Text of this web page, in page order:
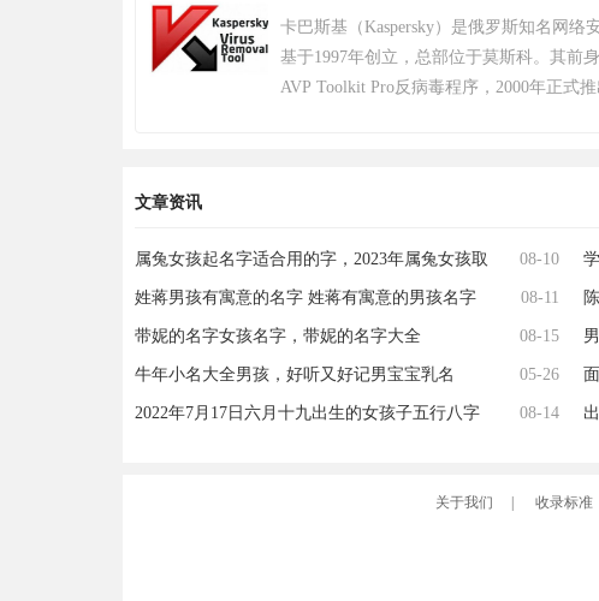
奖，且打破了7项吉尼斯纪录。 2018年8月
布，将开启“百日行动”，进行持续数月的
更好的游戏体验；11月，有超过200万个账
（绝地求生）游戏加入 2024沙特电竞世界
卡巴斯基（Kaspersky）是俄罗斯知名网络
基于1997年创立，总部位于莫斯科。其前
AVP Toolkit Pro反病毒程序，2000年正式
2024年6月遭全面封禁后宣布逐步退出美国
为愿景，2019年品牌升级后聚焦全球化战
持合作，曾中标中央政府采购项目并获
文章资讯
属兔女孩起名字适合用的字，2023年属兔女孩取
名宜用字
08-10
姓蒋男孩有寓意的名字 姓蒋有寓意的男孩名字 08-11
带妮的名字女孩名字，带妮的名字大全 08-15
牛年小名大全男孩，好听又好记男宝宝乳名 05-26
2022年7月17日六月十九出生的女孩子五行八字 08-14
关于我们 收录标准